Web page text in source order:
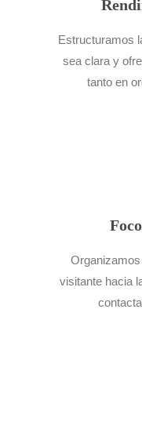
Estructuramos
sea clara y
tanto en
visitante hacia